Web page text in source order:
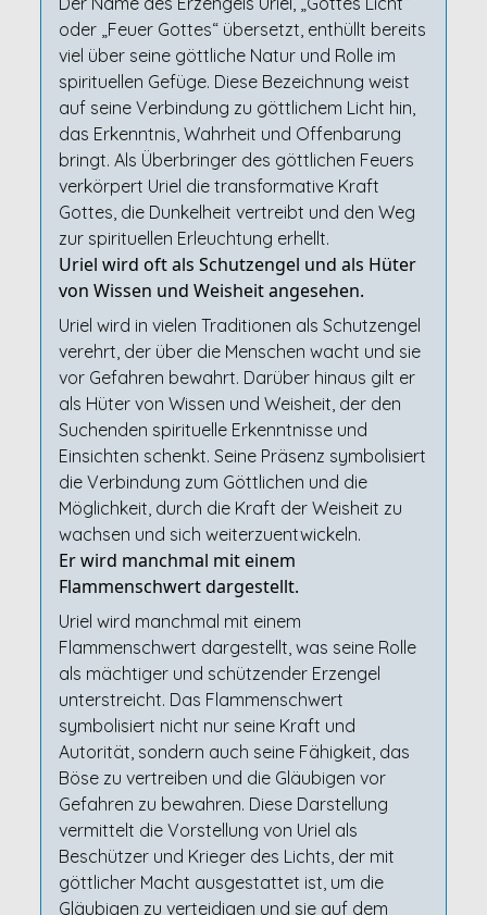
oder „Feuer Gottes“ übersetzt, enthüllt bereits
viel über seine göttliche Natur und Rolle im
spirituellen Gefüge. Diese Bezeichnung weist
auf seine Verbindung zu göttlichem Licht hin,
das Erkenntnis, Wahrheit und Offenbarung
bringt. Als Überbringer des göttlichen Feuers
verkörpert Uriel die transformative Kraft
Gottes, die Dunkelheit vertreibt und den Weg
zur spirituellen Erleuchtung erhellt.
Uriel wird oft als Schutzengel und als Hüter
von Wissen und Weisheit angesehen.
Uriel wird in vielen Traditionen als Schutzengel
verehrt, der über die Menschen wacht und sie
vor Gefahren bewahrt. Darüber hinaus gilt er
als Hüter von Wissen und Weisheit, der den
Suchenden spirituelle Erkenntnisse und
Einsichten schenkt. Seine Präsenz symbolisiert
die Verbindung zum Göttlichen und die
Möglichkeit, durch die Kraft der Weisheit zu
wachsen und sich weiterzuentwickeln.
Er wird manchmal mit einem
Flammenschwert dargestellt.
Uriel wird manchmal mit einem
Flammenschwert dargestellt, was seine Rolle
als mächtiger und schützender Erzengel
unterstreicht. Das Flammenschwert
symbolisiert nicht nur seine Kraft und
Autorität, sondern auch seine Fähigkeit, das
Böse zu vertreiben und die Gläubigen vor
Gefahren zu bewahren. Diese Darstellung
vermittelt die Vorstellung von Uriel als
Beschützer und Krieger des Lichts, der mit
göttlicher Macht ausgestattet ist, um die
Gläubigen zu verteidigen und sie auf dem